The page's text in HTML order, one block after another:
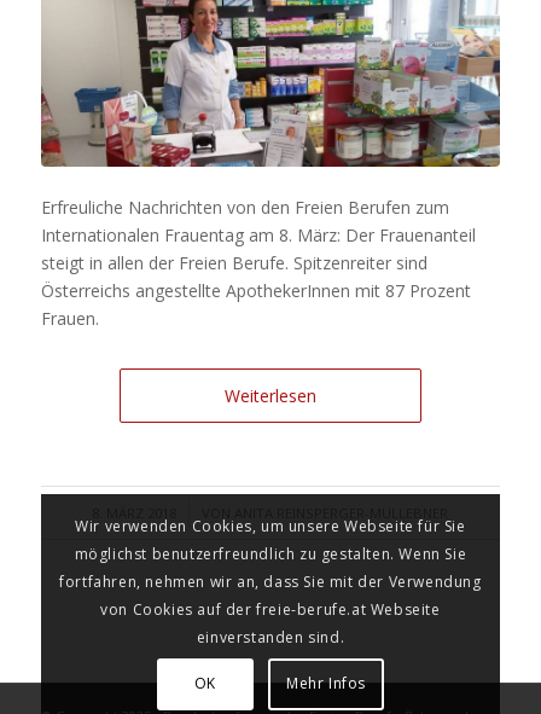
Erfreuliche Nachrichten von den Freien Berufen zum
Internationalen Frauentag am 8. März: Der Frauenanteil
steigt in allen der Freien Berufe. Spitzenreiter sind
Österreichs angestellte ApothekerInnen mit 87 Prozent
Frauen.
Weiterlesen
Wir verwenden Cookies, um unsere Webseite für Sie
möglichst benutzerfreundlich zu gestalten. Wenn Sie
fortfahren, nehmen wir an, dass Sie mit der Verwendung
von Cookies auf der freie-berufe.at Webseite
einverstanden sind.
OK Mehr Infos